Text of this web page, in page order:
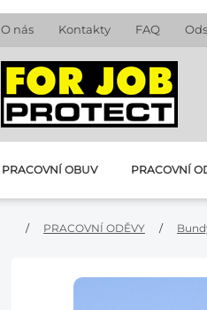
O nás Kontakty FAQ
PRACOVNÍ OBUV PRACOVNÍ
/ PRACOVNÍ ODĚVY /